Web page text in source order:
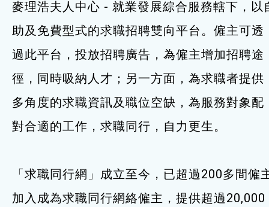
特別服務項目
最新消息
服務單位及聯絡
麥理浩夫人中心 - 就業發展綜合服務轄下，以
助及免費型式的求職招聘雙向平台。僱主可透
過此平台，投放招聘廣告，為僱主增加招聘途
徑，同時吸納人才；另一方面，為求職者提供
多角度的求職資訊及職位空缺，為服務對象配
對合適的工作，求職同行，自力更生。
「求職同行網」成立至今，已超過200多間僱
加入成為求職同行網絡僱主，提供超過20,000